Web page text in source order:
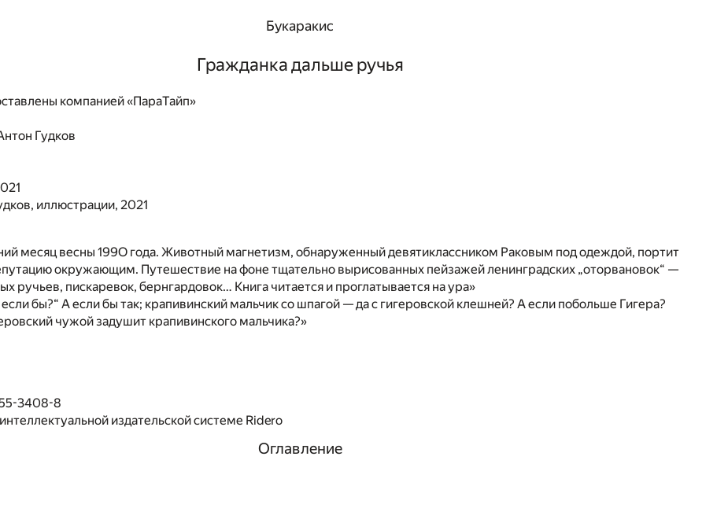
Букаракис
Гражданка дальше ручья
компанией «ПараТайп»
Гудков
иллюстрации, 2021
месяц весны 199O года. Животный магнетизм, обнаруженный девятиклассником Раковым под одеждой, портит
окружающим. Путешествие на фоне тщательно вырисованных пейзажей ленинградских „оторвановок“ —
ручьев, пискаревок, бернгардовок… Книга читается и проглатывается на ура»
бы?“ А если бы так; крапивинский мальчик со шпагой — да с гигеровской клешней? А если побольше Гигера?
чужой задушит крапивинского мальчика?»
3408-8
издательской системе Ridero
Оглавление